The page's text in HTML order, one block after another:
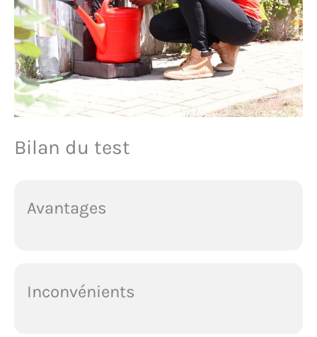
Bilan du test
Avantages
Inconvénients